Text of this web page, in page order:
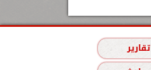
تقارير